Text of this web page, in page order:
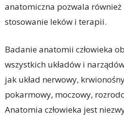
anatomiczna pozwala również
stosowanie leków i terapii.
Badanie anatomii człowieka
wszystkich układów i
jak układ nerwowy,
pokarmowy, moczowy,
Anatomia człowieka jest